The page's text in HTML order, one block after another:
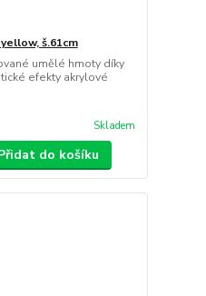
š.61cm
umělé hmoty díky
efekty akrylové
Skladem
do košíku